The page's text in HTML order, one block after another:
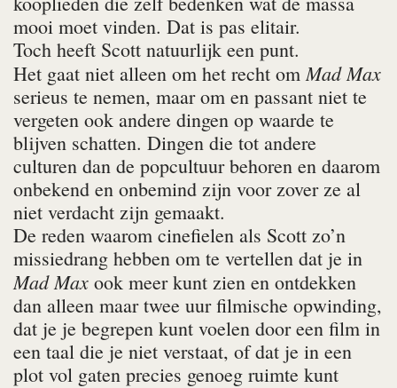
mooi moet vinden. Dat is pas elitair.
Toch heeft Scott natuurlijk een punt.
Het gaat niet alleen om het recht omMad Max
serieus te nemen, maar om en passant niet te
vergeten ook andere dingen op waarde te
blijven schatten. Dingen die tot andere
culturen dan de popcultuur behoren en daarom
onbekend en onbemind zijn voor zover ze al
niet verdacht zijn gemaakt.
De reden waarom cinefielen als Scott zo’n
missiedrang hebben om te vertellen dat je in
Mad Max ook meer kunt zien en ontdekken
dan alleen maar twee uur filmische opwinding,
dat je je begrepen kunt voelen door een film in
een taal die je niet verstaat, of dat je in een
plot vol gaten precies genoeg ruimte kunt